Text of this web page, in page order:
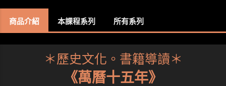
商品介紹 本課程系列 所有系列
＊歷史文化。書籍導讀＊
《萬曆十五年》